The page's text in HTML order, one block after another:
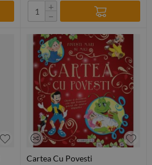
+
−
Cartea Cu Povesti